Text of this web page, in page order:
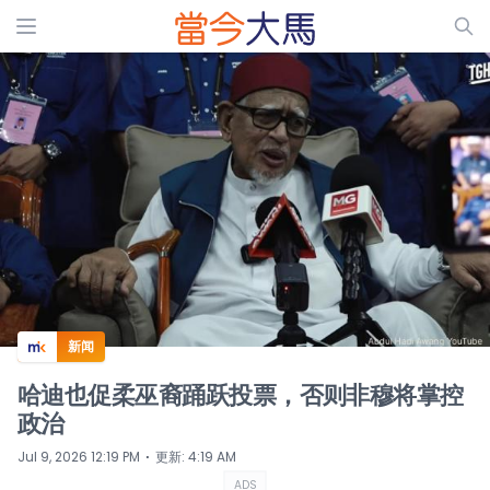
ADS
新闻
哈迪也促柔巫裔踊跃投票，否则非穆将掌控
政治
Jul 9, 2026 12:19 PM ⋅ 更新: 4:19 AM
ADS